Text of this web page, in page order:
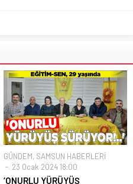
GÜNDEM, SAMSUN HABERLERİ
23 Ocak 2024 18:00
‘ONURLU YÜRÜYÜŞ